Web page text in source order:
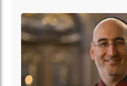
israelische Musik, dessen
eigenen Arrangements
Peters ist er Herausgeber der
einer Reihe synagogaler
der Zeit 1838-1938.